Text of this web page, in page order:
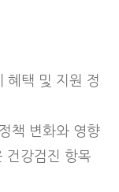
혜택 및 지원 정
책 변화와 영향
건강검진 항목